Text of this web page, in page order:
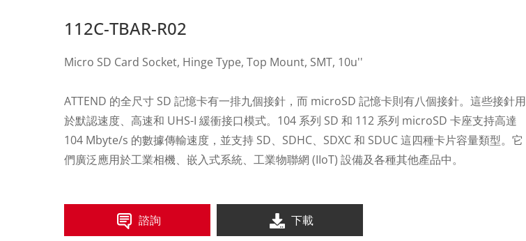
112C-TBAR-R02
Micro SD Card Socket, Hinge Type, Top Mount, SMT, 10u''
ATTEND 的全尺寸 SD 記憶卡有一排九個接針，而 microSD 記憶卡則有八個接針。這些接針用
於默認速度、高速和 UHS-I 緩衝接口模式。104 系列 SD 和 112 系列 microSD 卡座支持高達
104 Mbyte/s 的數據傳輸速度，並支持 SD、SDHC、SDXC 和 SDUC 這四種卡片容量類型。它
們廣泛應用於工業相機、嵌入式系統、工業物聯網 (IIoT) 設備及各種其他產品中。
諮詢 下載